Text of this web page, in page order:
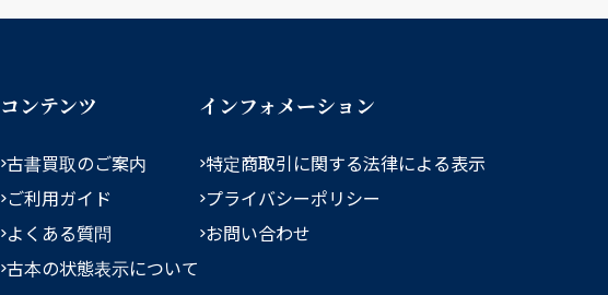
コンテンツ
古書買取のご案内
ご利用ガイド
よくある質問
古本の状態表示について
インフォメーション
特定商取引に関する法律による表示
プライバシーポリシー
お問い合わせ